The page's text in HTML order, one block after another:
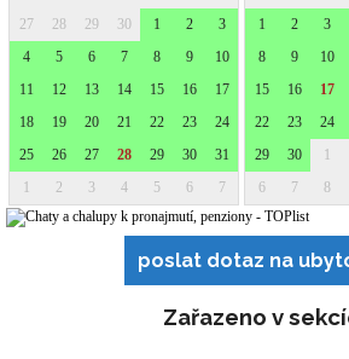
poslat dotaz na
Zařazeno v